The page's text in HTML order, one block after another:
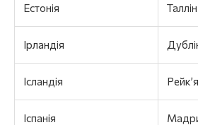
Естонія Таллін
Ірландія
Ісландія
Іспанія